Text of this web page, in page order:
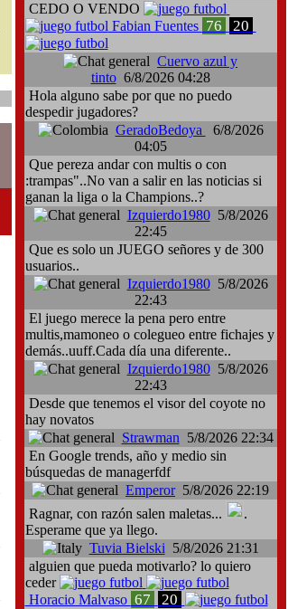
CEDO O VENDO
Fabian Fuentes 76 20
Cuervo azul y
tinto6/8/2026 04:28
Hola alguno sabe por que no puedo
despedir jugadores?
GeradoBedoya
6/8/2026
04:05
Que pereza andar con multis o con
:trampas"..No van a salir en las noticias si
ganan la liga o la Champions..?
Izquierdo19805/8/2026
22:45
Que es solo un JUEGO señores y de 300
usuarios..
Izquierdo19805/8/2026
22:43
El juego merece la pena pero entre
multis,mamoneo o colegueo entre fichajes y
demás..uuff.Cada día una diferente..
Izquierdo19805/8/2026
22:43
Desde que tenemos el visor del coyote no
hay novatos
Strawman 5/8/2026 22:34
En Google trends, año y medio sin
búsquedas de managerfdf
Emperor5/8/2026 22:19
Ragnar, con razón salen maletas...
.
Esperame que ya llego.
Tuvia Bielski 5/8/2026 21:31
alguien que pueda motivarlo? lo quiero
ceder
Horacio Malvaso 67 20